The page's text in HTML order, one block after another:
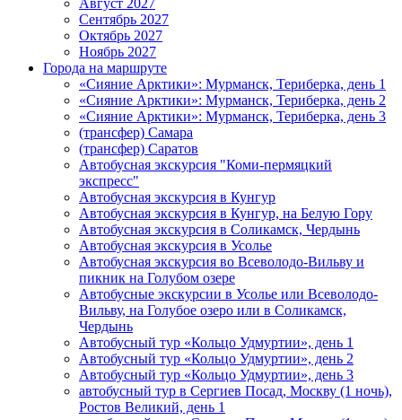
Август 2027
Сентябрь 2027
Октябрь 2027
Ноябрь 2027
Города на маршруте
«Сияние Арктики»: Мурманск, Териберка, день 1
«Сияние Арктики»: Мурманск, Териберка, день 2
«Сияние Арктики»: Мурманск, Териберка, день 3
(трансфер) Самара
(трансфер) Саратов
Автобусная экскурсия "Коми-пермяцкий
экспресс"
Автобусная экскурсия в Кунгур
Автобусная экскурсия в Кунгур, на Белую Гору
Автобусная экскурсия в Соликамск, Чердынь
Автобусная экскурсия в Усолье
Автобусная экскурсия во Всеволодо-Вильву и
пикник на Голубом озере
Автобусные экскурсии в Усолье или Всеволодо-
Вильву, на Голубое озеро или в Соликамск,
Чердынь
Автобусный тур «Кольцо Удмуртии», день 1
Автобусный тур «Кольцо Удмуртии», день 2
Автобусный тур «Кольцо Удмуртии», день 3
автобусный тур в Сергиев Посад, Москву (1 ночь),
Ростов Великий, день 1